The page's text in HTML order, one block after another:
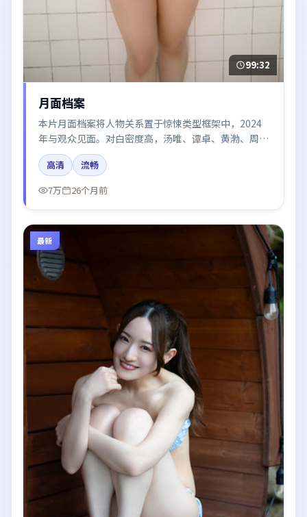
99:32
月面档案
本片月面档案将人物关系置于惊悚类型框架中，2024
年与观众见面。对白密度高，汤唯、谭卓、黄渤、周冬
雨、刘亦菲的台词节奏值得关注；整体气质偏中国大陆
都市与冷色调摄影。
高清
流畅
7万
26个月前
最新